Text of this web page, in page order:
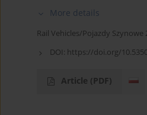
More details
Rail Vehicles/Pojazdy Szynowe
DOI: https://doi.org/
Article (PDF)